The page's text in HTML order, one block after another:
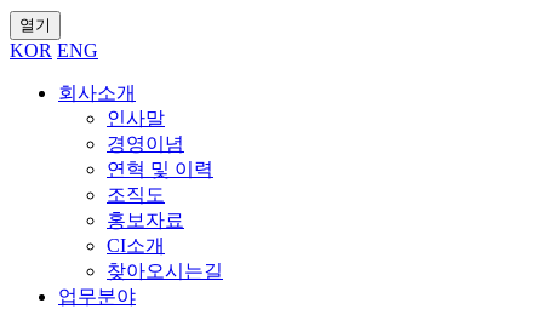
열기
KOR ENG
회사소개
인사말
경영이념
연혁 및 이력
조직도
홍보자료
CI소개
찾아오시는길
업무분야